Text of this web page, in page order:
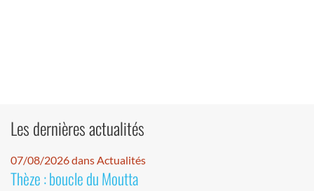
Les dernières actualités
07/08/2026 dans Actualités
Thèze : boucle du Moutta